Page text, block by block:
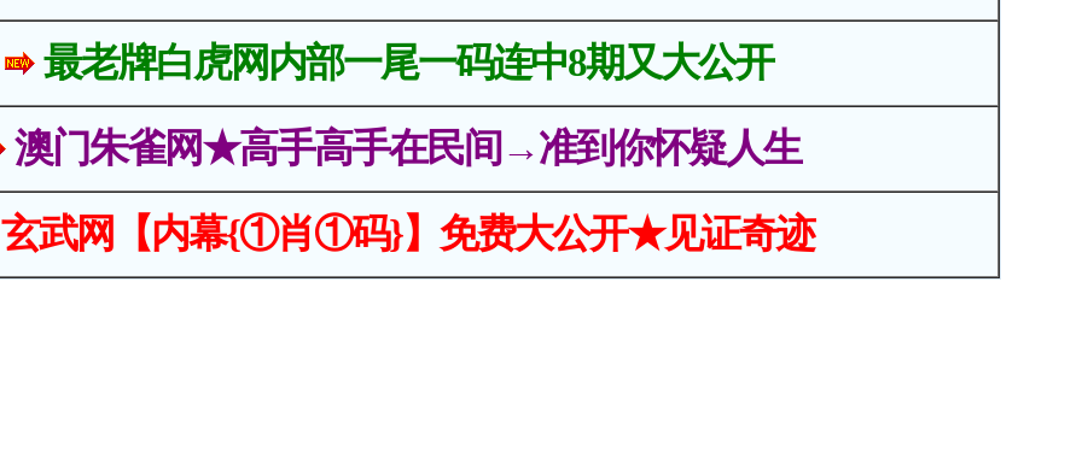
最老牌白虎网内部一尾一码连中8期又大公开
澳门朱雀网★高手高手在民间→准到你怀疑人生
玄武网【内幕{①肖①码}】免费大公开★见证奇迹